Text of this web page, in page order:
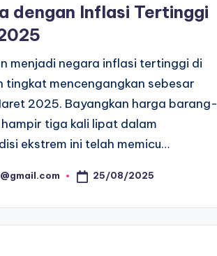
dengan Inflasi Tertinggi
menjadi negara inflasi tertinggi di
tingkat mencengangkan sebesar
2025. Bayangkan harga barang-
tiga kali lipat dalam
ekstrem ini telah memicu…
25/08/2025